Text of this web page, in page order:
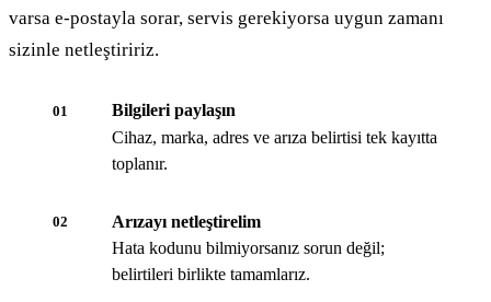
varsa e-postayla sorar, servis gerekiyorsa uygun zamanı
sizinle netleştiririz.
01
Bilgileri paylaşın
Cihaz, marka, adres ve arıza belirtisi tek kayıtta
toplanır.
02
Arızayı netleştirelim
Hata kodunu bilmiyorsanız sorun değil;
belirtileri birlikte tamamlarız.